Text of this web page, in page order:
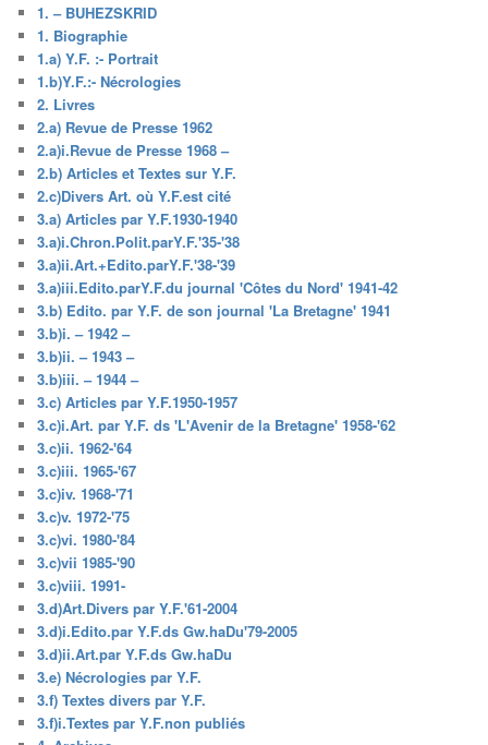
1. – BUHEZSKRID
1. Biographie
1.a) Y.F. :- Portrait
1.b)Y.F.:- Nécrologies
2. Livres
2.a) Revue de Presse 1962
2.a)i.Revue de Presse 1968 –
2.b) Articles et Textes sur Y.F.
2.c)Divers Art. où Y.F.est cité
3.a) Articles par Y.F.1930-1940
3.a)i.Chron.Polit.parY.F.'35-'38
3.a)ii.Art.+Edito.parY.F.'38-'39
3.a)iii.Edito.parY.F.du journal 'Côtes du Nord' 1941-42
3.b) Edito. par Y.F. de son journal 'La Bretagne' 1941
3.b)i. – 1942 –
3.b)ii. – 1943 –
3.b)iii. – 1944 –
3.c) Articles par Y.F.1950-1957
3.c)i.Art. par Y.F. ds 'L'Avenir de la Bretagne' 1958-'62
3.c)ii. 1962-'64
3.c)iii. 1965-'67
3.c)iv. 1968-'71
3.c)v. 1972-'75
3.c)vi. 1980-'84
3.c)vii 1985-'90
3.c)viii. 1991-
3.d)Art.Divers par Y.F.'61-2004
3.d)i.Edito.par Y.F.ds Gw.haDu'79-2005
3.d)ii.Art.par Y.F.ds Gw.haDu
3.e) Nécrologies par Y.F.
3.f) Textes divers par Y.F.
3.f)i.Textes par Y.F.non publiés